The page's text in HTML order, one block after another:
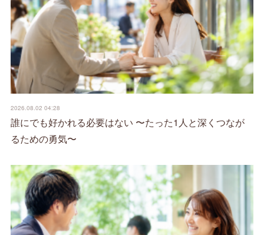
2026.08.02 04:28
誰にでも好かれる必要はない 〜たった1人と深くつなが
るための勇気〜